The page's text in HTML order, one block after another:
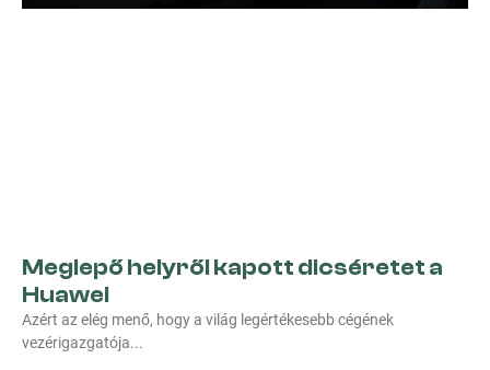
Meglepő helyről kapott dicséretet a
Huawei
Azért az elég menő, hogy a világ legértékesebb cégének
vezérigazgatója